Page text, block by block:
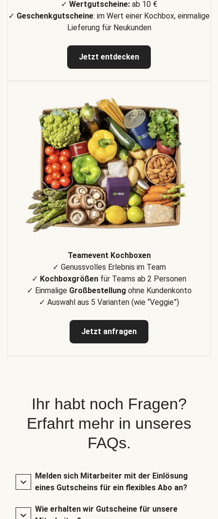
✓ Wertgutscheine: ab 10 €
✓ Geschenkgutscheine: im Wert einer Kochbox, einmalige
Lieferung für Neukunden
Jetzt entdecken
Teamevent Kochboxen
✓ Genussvolles Erlebnis im Team
✓ Kochboxgrößen für Teams ab 2 Personen
✓ Einmalige Großbestellung ohne Kundenkonto
✓ Auswahl aus 5 Varianten (wie “Veggie”)
Jetzt anfragen
Ihr habt noch Fragen?
Erfahrt mehr in unseres
FAQs.
Melden sich Mitarbeiter mit der Einlösung
eines Gutscheins für ein flexibles Abo an?
Wie erhalten wir Gutscheine für unsere